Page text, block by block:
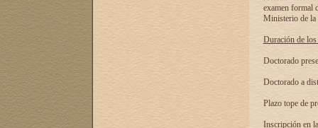
examen formal
Ministerio de la
Duración de
Doctorado
Doctorado a
Plazo tope de
Inscripción en